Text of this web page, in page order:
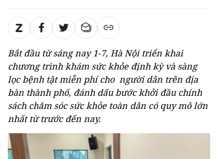
Bắt đầu từ sáng nay 1-7, Hà Nội triển khai
chương trình khám sức khỏe định kỳ và sàng
lọc bệnh tật miễn phí cho người dân trên địa
bàn thành phố, đánh dấu bước khởi đầu chính
sách chăm sóc sức khỏe toàn dân có quy mô lớn
nhất từ trước đến nay.